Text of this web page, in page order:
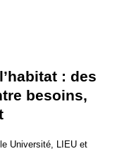
: des
besoins,
Université, LIEU et